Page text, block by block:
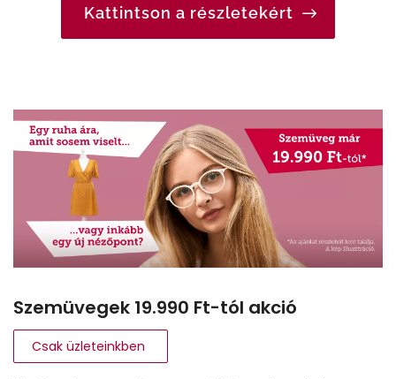
Kattintson a részletekért
Szemüvegek 19.990 Ft-tól akció
Csak üzleteinkben